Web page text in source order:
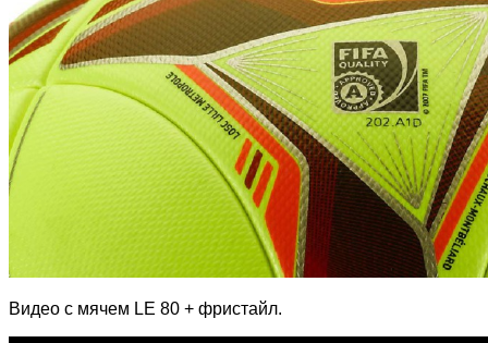
Видео с мячем LE 80 + фристайл.